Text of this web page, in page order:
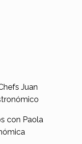
Juan
con Paola